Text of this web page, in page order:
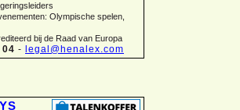
Olympische spelen,
bij de Raad van Europa
- legal@henalex.com